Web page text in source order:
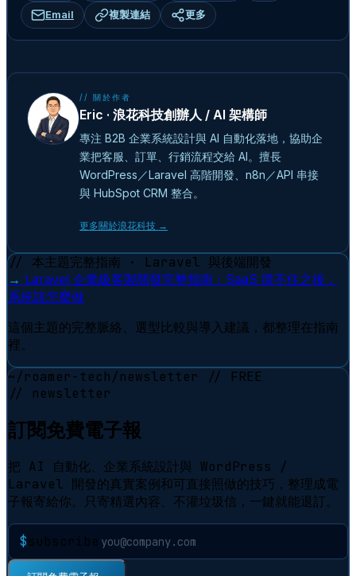
Email 複製連結 更多
// 關於作者
Eric · 浪花科技創辦人 / AI 架構師
專注 B2B 企業系統設計與 AI 自動化落地，協助企
業把客服、訂單、行銷流程交給 AI。擅長
WordPress／Laravel 高階開發、n8n／API 串接
與 HubSpot CRM 整合。
更多關於浪花科技 →
// 本主題完整指南 · Laravel 與後端開發
→ Laravel 企業級客製開發完整指南：SaaS 撐不住之後，
系統該怎麼做
這個主題的完整脈絡、選型比較與導入建議，都整理在指南
裡。
~/roamer-tech/newsletter
// FREE
// newsletter
訂閱免費電子報
把 AI 自動化、企業系統設計與 WordPress /
Laravel 開發的真實案例和可直接照做的技巧，整理成電
子報寄給你。只寄精選內容、不灌垃圾信，一鍵就能退訂。
$subscribe